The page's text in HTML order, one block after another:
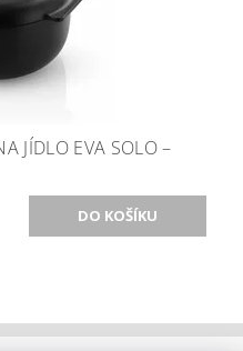
JÍDLO EVA SOLO –